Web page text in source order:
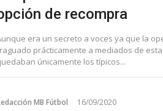
de recompra
era un secreto a voces ya que la
prácticamente a mediados de
únicamente los típicos...
MB Fútbol 16/09/2020